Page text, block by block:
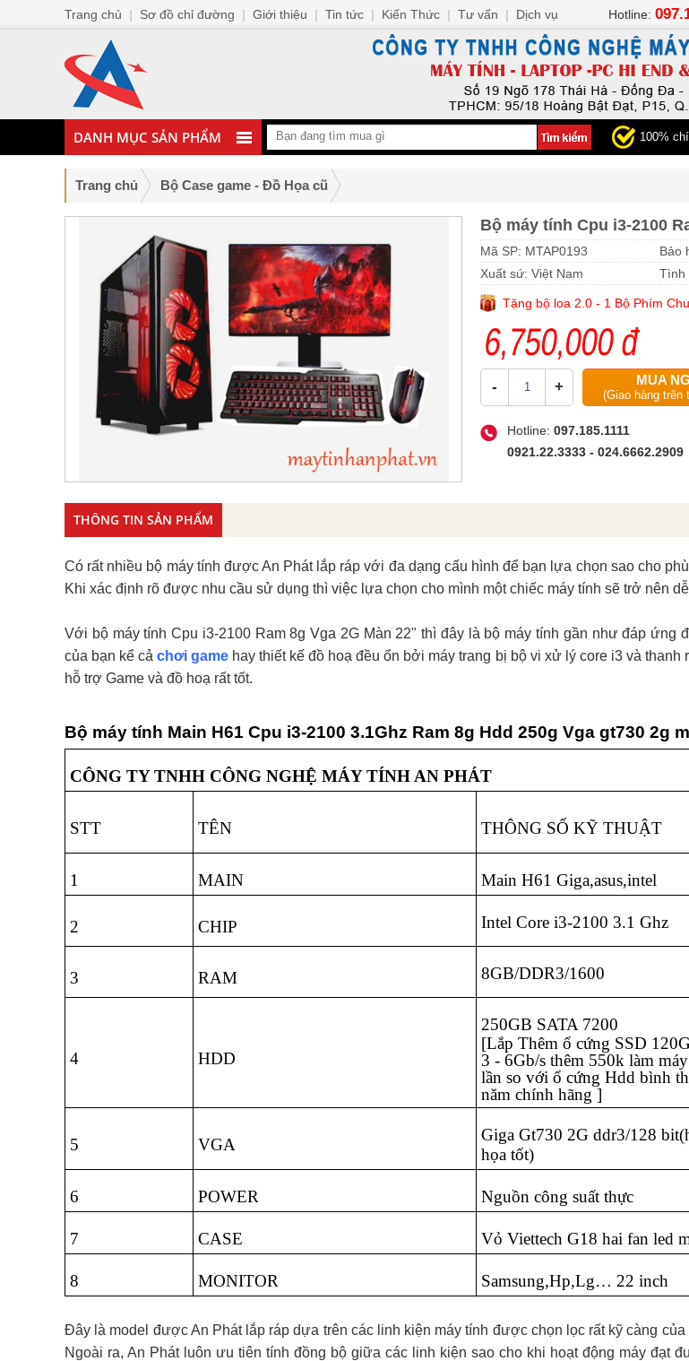
100%
DANH MỤC SẢN PHẨM
Trang chủ Bộ Case game - Đồ Họa cũ
Bộ máy tính Cpu i3-2100
Mã SP: MTAP0193
Bảo
Xuất sứ: Việt Nam
Tình
Tặng bộ loa 2.0 - 1 Bộ Phím
6,750,000 đ
- + MUA
(Giao hàng trên
Hotline: 097.185.1111
0921.22.3333 - 024.6662.2909
THÔNG TIN SẢN PHẨM
Có rất nhiều bộ máy tính được An Phát lắp ráp với đa dạng cấu hình để bạn lựa chọn sao cho
Khi xác định rõ được nhu cầu sử dụng thì việc lựa chọn cho mình một chiếc máy tính sẽ trở nên
Với bộ máy tính Cpu i3-2100 Ram 8g Vga 2G Màn 22" thì đây là bộ máy tính gần như đáp ứng
của bạn kể cảchơi game hay thiết kế đồ hoạ đều ổn bởi máy trang bị bộ vi xử lý core i3 và thanh
hỗ trợ Game và đồ hoạ rất tốt.
Bộ máy tính Main H61 Cpu i3-2100 3.1Ghz Ram 8g Hdd 250g Vga gt730 2g
CÔNG TY TNHH CÔNG NGHỆ MÁY TÍNH AN PHÁT
STT TÊN THÔNG SỐ KỸ THUẬT
1 MAIN Main H61 Giga,asus,intel
2 CHIP Intel Core i3-2100 3.1 Ghz
3 RAM 8GB/DDR3/1600
4 HDD
250GB SATA 7200
[Lắp Thêm ổ cứng SSD
3 - 6Gb/s thêm 550k làm
lần so với ổ cứng Hdd bình
năm chính hãng ]
5 VGA
Giga Gt730 2G ddr3/128
họa tốt)
6 POWER Nguồn công suất thực
7 CASE Vỏ Viettech G18 hai fan led
8 MONITOR Samsung,Hp,Lg… 22 inch
Đây là model được An Phát lắp ráp dựa trên các linh kiện máy tính được chọn lọc rất kỹ càng
Ngoài ra, An Phát luôn ưu tiên tính đồng bộ giữa các linh kiện sao cho khi hoạt động máy đạt
Hotline:
Trang chủ | Sơ đồ chỉ đường | Giới thiệu | Tin tức | Kiến Thức | Tư vấn | Dịch vụ